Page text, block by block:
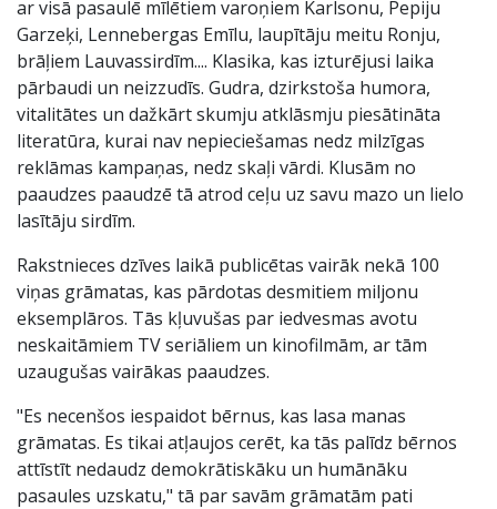
ar visā pasaulē mīlētiem varoņiem Karlsonu, Pepiju
Garzeķi, Lennebergas Emīlu, laupītāju meitu Ronju,
brāļiem Lauvassirdīm.... Klasika, kas izturējusi laika
pārbaudi un neizzudīs. Gudra, dzirkstoša humora,
vitalitātes un dažkārt skumju atklāsmju piesātināta
literatūra, kurai nav nepieciešamas nedz milzīgas
reklāmas kampaņas, nedz skaļi vārdi. Klusām no
paaudzes paaudzē tā atrod ceļu uz savu mazo un lielo
lasītāju sirdīm.
Rakstnieces dzīves laikā publicētas vairāk nekā 100
viņas grāmatas, kas pārdotas desmitiem miljonu
eksemplāros. Tās kļuvušas par iedvesmas avotu
neskaitāmiem TV seriāliem un kinofilmām, ar tām
uzaugušas vairākas paaudzes.
"Es necenšos iespaidot bērnus, kas lasa manas
grāmatas. Es tikai atļaujos cerēt, ka tās palīdz bērnos
attīstīt nedaudz demokrātiskāku un humānāku
pasaules uzskatu," tā par savām grāmatām pati